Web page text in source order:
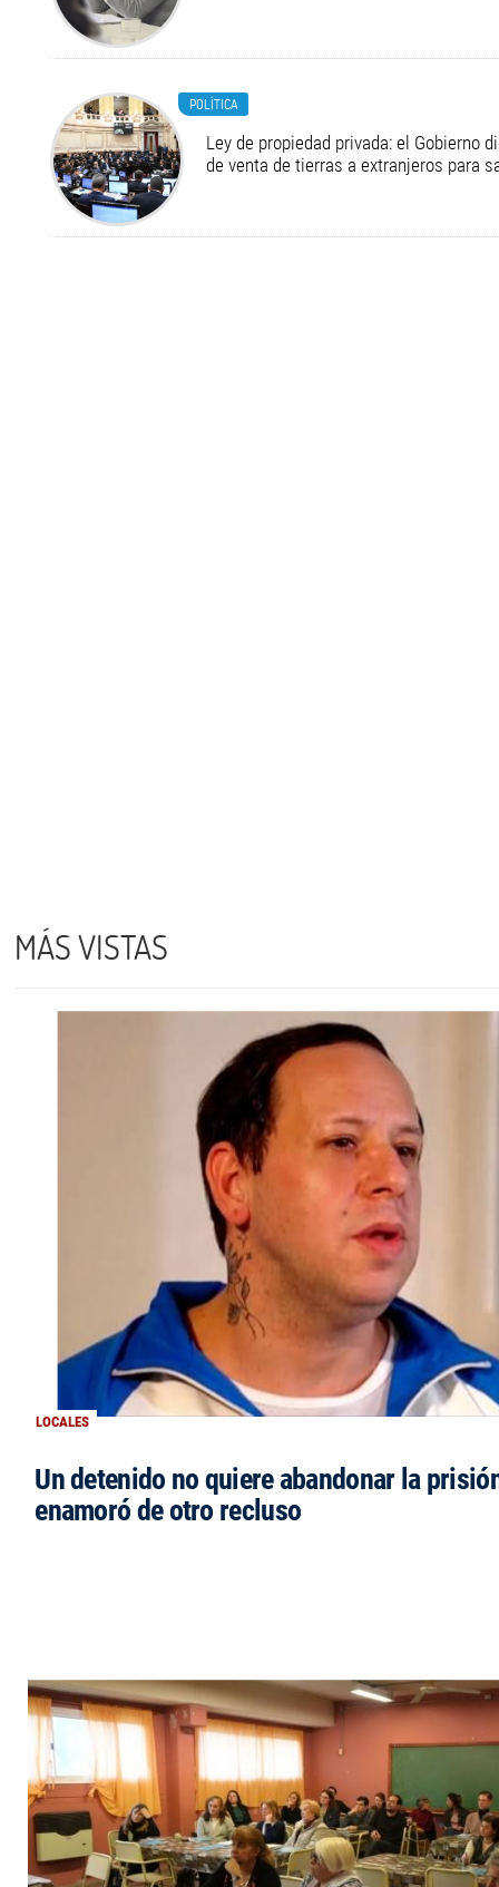
POLÍTICA
Ley de propiedad privada: el Gobierno
de venta de tierras a extranjeros para
MÁS VISTAS
LOCALES
Un detenido no quiere abandonar la
enamoró de otro recluso